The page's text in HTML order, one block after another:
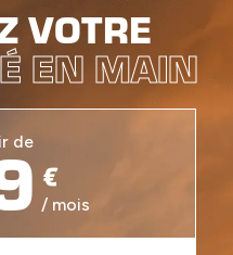
VOTRE
EN MAIN
de
€
/ mois